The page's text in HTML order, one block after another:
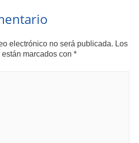
electrónico no será publicada. Los
marcados con *